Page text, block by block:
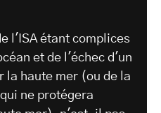
l'ISA étant complices
et de l'échec d'un
la haute mer (ou de la
ne protégera